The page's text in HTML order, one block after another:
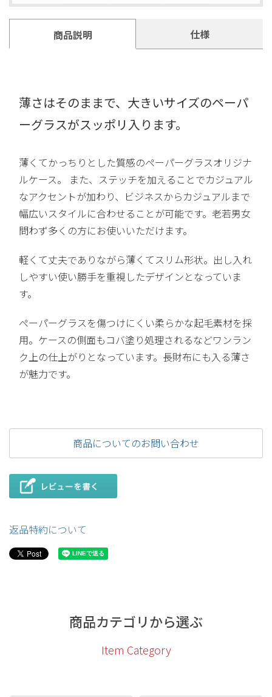
商品説明 仕様
薄さはそのままで、大きいサイズのペーパ
ーグラスがスッポリ入ります。
薄くてかっちりとした質感のペーパーグラスオリジナ
ルケース。 また、ステッチを加えることでカジュアル
なアクセントが加わり、ビジネスからカジュアルまで
幅広いスタイルに合わせることが可能です。老若男女
問わず多くの方にお使いいただけます。
軽くて丈夫でありながら薄くてスリム形状。出し入れ
しやすい使い勝手を重視したデザインとなっていま
す。
ペーパーグラスを傷つけにくい柔らかな起毛素材を採
用。ケースの側面もコバ塗り処理されるなどワンラン
ク上の仕上がりとなっています。長財布にも入る薄さ
が魅力です。
商品についてのお問い合わせ
返品特約について
商品カテゴリから選ぶ
Item Category